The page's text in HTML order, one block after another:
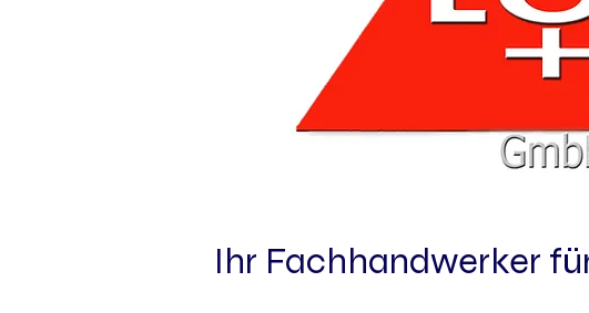
Ihr Fachhandwerker